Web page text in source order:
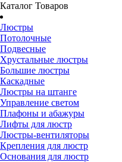
Каталог Товаров
Люстры
Потолочные
Подвесные
Хрустальные люстры
Большие люстры
Каскадные
Люстры на штанге
Управление светом
Плафоны и абажуры
Лифты для люстр
Люстры-вентиляторы
Крепления для люстр
Основания для люстр